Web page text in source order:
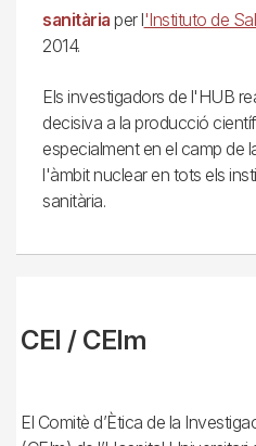
sanitària per l'Instituto de
2014.
Els investigadors de l'HUB
decisiva a la producció
especialment en el camp de
l'àmbit nuclear en tots els
sanitària.
CEI / CEIm
El Comitè d’Ètica de la